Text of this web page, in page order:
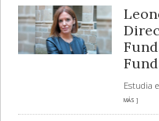
Estudia
MÁS ]